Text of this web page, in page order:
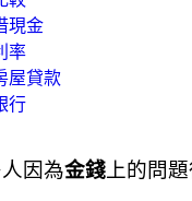
現金
率
屋貸款
行
因為金錢 上的問